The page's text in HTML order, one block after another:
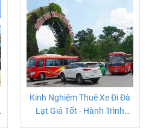
Kinh Nghiệm Thuê Xe Đi Đà
Lạt Giá Tốt - Hành Trình